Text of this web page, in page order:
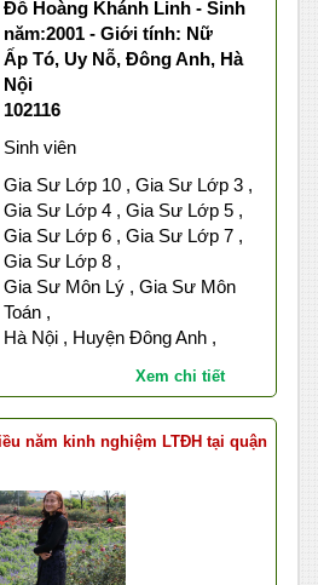
Đỗ Hoàng Khánh Linh - Sinh
năm:2001 - Giới tính: Nữ
Ấp Tó, Uy Nỗ, Đông Anh, Hà
Nội
102116
Sinh viên
Gia Sư Lớp 10 , Gia Sư Lớp 3 ,
Gia Sư Lớp 4 , Gia Sư Lớp 5 ,
Gia Sư Lớp 6 , Gia Sư Lớp 7 ,
Gia Sư Lớp 8 ,
Gia Sư Môn Lý , Gia Sư Môn
Toán ,
Hà Nội , Huyện Đông Anh ,
Xem chi tiết
năm kinh nghiệm LTĐH tại quận